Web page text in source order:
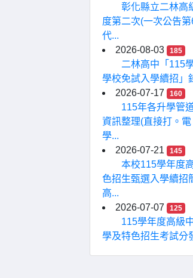
彰化縣立二林高
度第二次(一次公告
代...
2026-08-03
185
二林高中「115
學校免試入學續招」
2026-07-17
160
115年各升學管
資訊整理(直接打。
學...
2026-07-21
145
本校115學年度
色招生甄選入學續招
高...
2026-07-07
125
115學年度高級
學及特色招生考試分